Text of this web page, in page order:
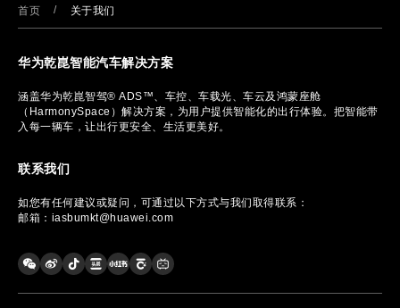
首页 / 关于我们
华为乾崑智能汽车解决方案
涵盖华为乾崑智驾® ADS™、车控、车载光、车云及鸿蒙座舱
（HarmonySpace）解决方案，为用户提供智能化的出行体验。把智能带
入每一辆车，让出行更安全、生活更美好。
联系我们
如您有任何建议或疑问，可通过以下方式与我们取得联系：
邮箱：iasbumkt@huawei.com